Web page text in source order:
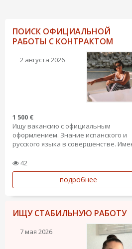
ПОИСК ОФИЦИАЛЬНОЙ
РАБОТЫ С КОНТРАКТОМ
2 августа 2026
1 500 €
Ищу вакансию с официальным
оформлением. Знание испанского и
русского языка в совершенстве.
опыт управления бизнесами
образование, трудоустройства,
продажи, недвижимость, яхтенный
брокер). Организация и развитие...
42
подробнее
ИЩУ СТАБИЛЬНУЮ РАБОТУ
7 мая 2026